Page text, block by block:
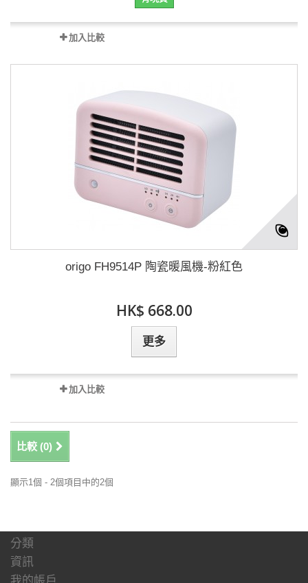
加入比較
origo FH9514P 陶瓷暖風機-粉紅色
HK$ 668.00
更多
加入比較
比較 (0)
顯示1個 - 2個項目中的2個
分類
資訊
我的帳戶